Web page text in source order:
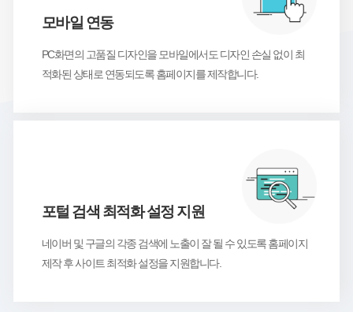
모바일 연동
PC화면의 고품질 디자인을 모바일에서도 디자인 손실 없이 최
적화된 상태로 연동되도록 홈페이지를 제작합니다.
포털 검색 최적화 설정 지원
네이버 및 구글의 각종 검색에 노출이 잘 될 수 있도록 홈페이지
제작 후 사이트 최적화 설정을 지원합니다.